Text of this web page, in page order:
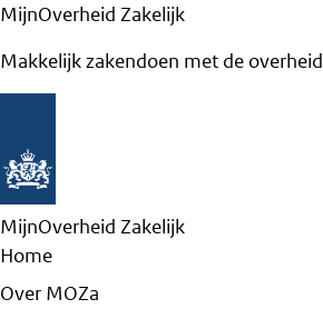
MijnOverheid Zakelijk
Makkelijk zakendoen met de overheid
MijnOverheid Zakelijk
Home
Over MOZa